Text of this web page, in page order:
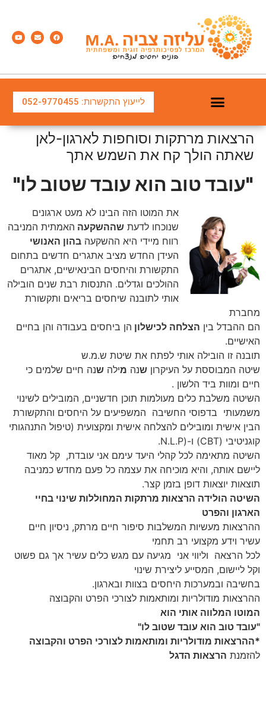
לייעוץ התקשרות: 052-9770455
הרצאות מרתקות וסוחפות לארגון-לאן
שאתה הולך קח את השמש אתך
"עובד טוב הוא עובד שטוב לו"
את המוטו הזה הבינו לא מעט ארגונים
שנוכחו לדעת שההשקעה האמתית המניבה
רווח מיידי היא ההשקעה בהון האנושי
העידן החדש מציב אתגרים חדשים בתחום
התקשורת והיחסים הבינאישיים, אתגרים
ההולכים וגדלים. התנסות רבת שנים הובילה
אותי לתובנה שיחסים בריאים ותקשורת
מחברת
הם ההבדל בין הצלחה לכישלון הן ביחסים בעבודה והן בחיים
האישיים.
תובנה זו הובילה אותי לפתח את שיטת ש.מ.ש
שיטה המבוססת על העיקרון שנה מילה שנה חיים שלמים כי
חיים ומוות ביד הלשון .
השיטה משלבת כלים מעולמות תוכן חדשניים, המובילים לשינוי
משמעותי בדפוסי החשיבה המשפיעים על היחסים והתקשורת
הבין אישית ומובילים להצלחה אישית ומקצועית (טיפול התנהגותי
קוגניטיבי (CBT) ו-(N.L.P.
השיטה מתאימה לכל קהלי היעד עימם אני עובדת, קל מאוד
ליישם אותה, והיא מוכיחה את עצמה כל פעם מחדש כמניבה
תוצאות יוצאות דופן בזמן קצר.
השיטה הולידה הרצאות מרתקות המחוללות שינוי בחיי
הארגון והפרט
ההרצאות מעשיות המשלבות סיפור חיים מרתק, ניסיון חיים
עשיר וידע מקצועי רב תחמי
לכל הרצאה וליווי אני מגיעה עם מגש כלים עשיר אך גם פשוט
וקל ליישום, המסייע ליצירת שינוי
בחשיבה ובמערכות היחסים בצוות ובארגון.
ההרצאות מודולריות ומותאמות לצורכי הפרט והקבוצה
המוטו המלווה אותי הוא
"עובד טוב הוא עובד שטוב לו"
*ההרצאות מודולריות ומותאמות לצורכי הפרט והקבוצה
להזמנת הרצאות הדגל